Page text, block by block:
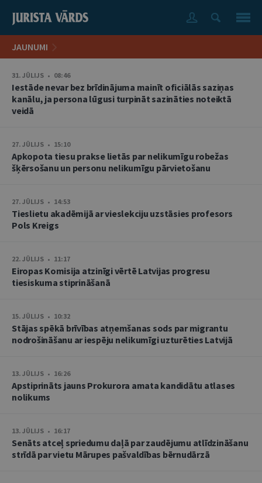
JAUNUMI
31. JŪLIJS • 08:46
Iestāde nevar bez brīdinājuma mainīt oficiālās saziņas
kanālu, ja persona lūgusi turpināt sazināties noteiktā
veidā
27. JŪLIJS • 15:10
Apkopota tiesu prakse lietās par nelikumīgu robežas
šķērsošanu un personu nelikumīgu pārvietošanu
27. JŪLIJS • 14:53
Tieslietu akadēmijā ar vieslekciju uzstāsies profesors
Pols Kreigs
22. JŪLIJS • 11:17
Eiropas Komisija atzinīgi vērtē Latvijas progresu
tiesiskuma stiprināšanā
15. JŪLIJS • 10:32
Stājas spēkā brīvības atņemšanas sods par migrantu
nodrošināšanu ar iespēju nelikumīgi uzturēties Latvijā
13. JŪLIJS • 16:26
Apstiprināts jauns Prokurora amata kandidātu atlases
nolikums
13. JŪLIJS • 16:17
Senāts atceļ spriedumu daļā par zaudējumu atlīdzināšanu
strīdā par vietu Mārupes pašvaldības bērnudārzā